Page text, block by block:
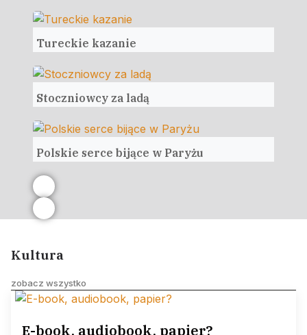
Tureckie kazanie
Stoczniowcy za ladą
Polskie serce bijące w Paryżu
Kultura
zobacz wszystko
E-book, audiobook, papier?